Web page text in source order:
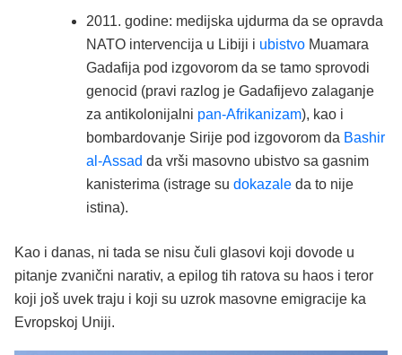
2011. godine: medijska ujdurma da se opravda
NATO intervencija u Libiji i ubistvo Muamara
Gadafija pod izgovorom da se tamo sprovodi
genocid (pravi razlog je Gadafijevo zalaganje
za antikolonijalni pan-Afrikanizam), kao i
bombardovanje Sirije pod izgovorom da Bashir
al-Assad da vrši masovno ubistvo sa gasnim
kanisterima (istrage su dokazale da to nije
istina).
Kao i danas, ni tada se nisu čuli glasovi koji dovode u
pitanje zvanični narativ, a epilog tih ratova su haos i teror
koji još uvek traju i koji su uzrok masovne emigracije ka
Evropskoj Uniji.